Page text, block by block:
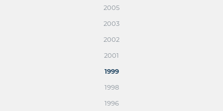
2005
2003
2002
2001
1999
1998
1996